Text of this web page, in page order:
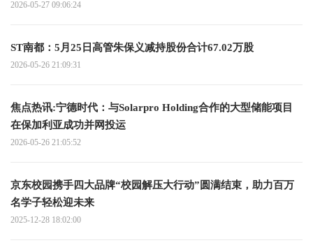
2026-05-27 09:06:24
ST南都：5月25日高管朱保义减持股份合计67.02万股
2026-05-26 21:09:31
焦点热讯:宁德时代：与Solarpro Holding合作的大型储能项目
在保加利亚成功并网投运
2026-05-26 21:05:52
京东校园携手四大品牌“校园解压大行动”圆满结束，助力百万
名学子轻松迎未来
2025-12-28 18:02:00